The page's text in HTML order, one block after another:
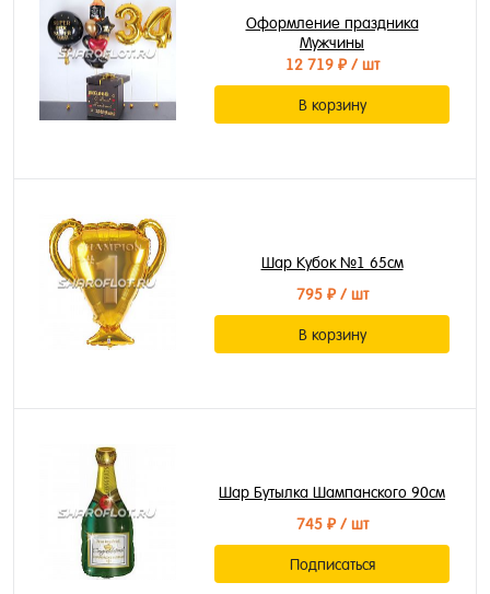
Оформление праздника
Мужчины
12 719 ₽/ шт
В корзину
Шар Кубок №1 65см
795 ₽/ шт
В корзину
Шар Бутылка Шампанского 90см
745 ₽/ шт
Подписаться